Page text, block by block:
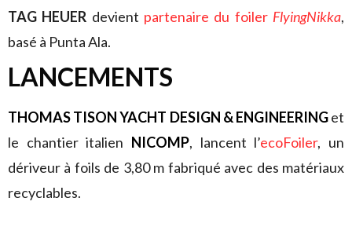
TAG HEUER devient partenaire du foiler FlyingNikka,
basé à Punta Ala.
LANCEMENTS
THOMAS TISON YACHT DESIGN & ENGINEERINGet
le chantier italien NICOMP, lancent l’ecoFoiler, un
dériveur à foils de 3,80 m fabriqué avec des matériaux
recyclables.